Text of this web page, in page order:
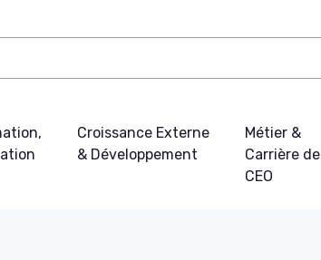
Croissance Externe
& Développement
Métier &
Carrière de
CEO